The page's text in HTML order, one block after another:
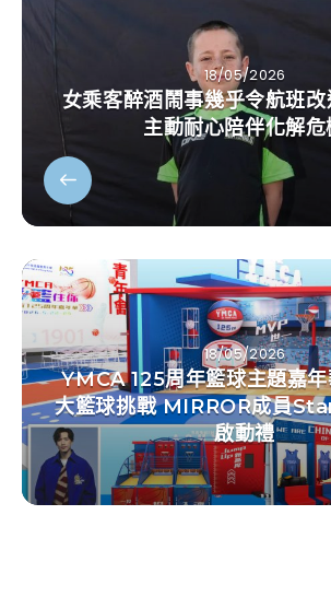
18/05/2026
女乘客醉酒鬧事幾乎令航班
主動耐心陪伴化解危
18/05/2026
YMCA 125周年籃球主題嘉
大籃球挑戰 MIRROR成員
啟動禮